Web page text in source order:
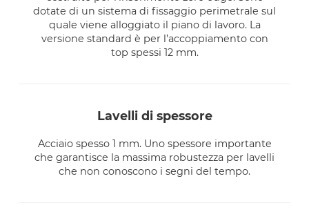
dotate di un sistema di fissaggio perimetrale sul
quale viene alloggiato il piano di lavoro. La
versione standard è per l’accoppiamento con
top spessi 12 mm.
lavelli di spessore
Acciaio spesso 1 mm. Uno spessore importante
che garantisce la massima robustezza per lavelli
che non conoscono i segni del tempo.